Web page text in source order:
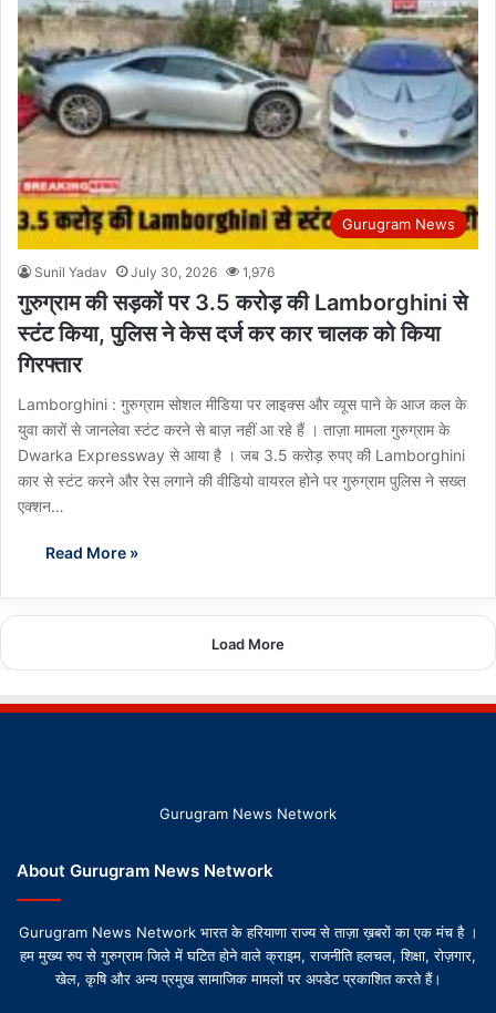
Gurugram News
Sunil Yadav July 30, 2026 1,976
गुरुग्राम की सड़कों पर 3.5 करोड़ की Lamborghini से
स्टंट किया, पुलिस ने केस दर्ज कर कार चालक को किया
गिरफ्तार
Lamborghini : गुरुग्राम सोशल मीडिया पर लाइक्स और व्यूस पाने के आज कल के
युवा कारों से जानलेवा स्टंट करने से बाज़ नहीं आ रहे हैं । ताज़ा मामला गुरुग्राम के
Dwarka Expressway से आया है । जब 3.5 करोड़ रुपए की Lamborghini
कार से स्टंट करने और रेस लगाने की वीडियो वायरल होने पर गुरुग्राम पुलिस ने सख्त
एक्शन…
Read More »
Load More
Gurugram News Network
About Gurugram News Network
Gurugram News Network भारत के हरियाणा राज्य से ताज़ा ख़बरों का एक मंच है ।
हम मुख्य रुप से गुरुग्राम जिले में घटित होने वाले क्राइम, राजनीति हलचल, शिक्षा, रोज़गार,
खेल, कृषि और अन्य प्रमुख सामाजिक मामलों पर अपडेट प्रकाशित करते हैं।